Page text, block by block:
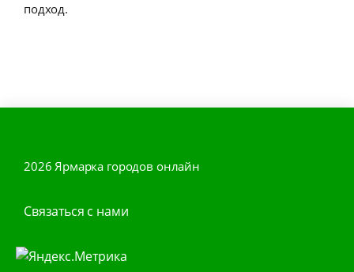
подход.
2026 Ярмарка городов онлайн
Связаться с нами